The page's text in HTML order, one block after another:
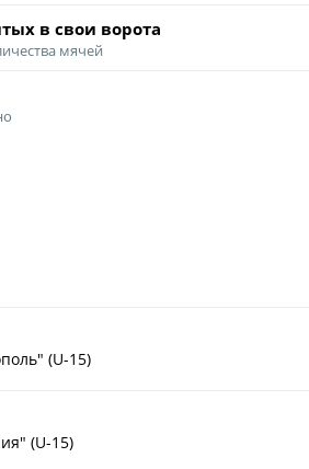
Турнир
в свои ворота
мячей
(U-15)
(U-15)